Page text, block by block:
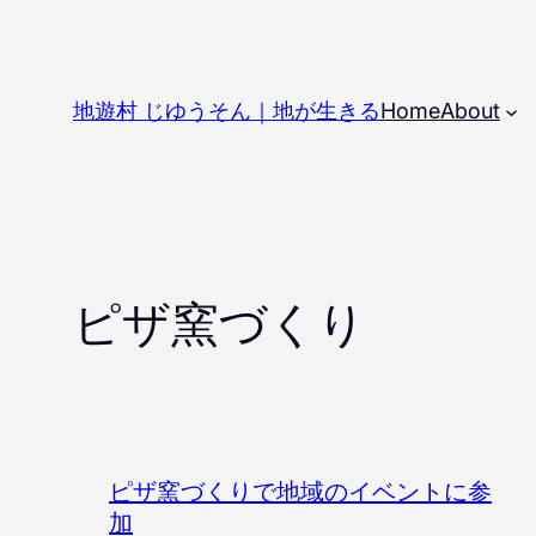
地遊村 じゆうそん｜地が生きるHomeAbout
ピザ窯づくり
ピザ窯づくりで地域のイベントに参
加